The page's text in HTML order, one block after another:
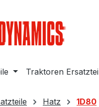
Traktoren
Hatz 1D80